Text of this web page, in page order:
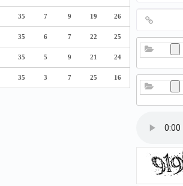
35 7 9 19 26
35 6 7 22 25
35 5 9 21 24
35 3 7 25 16